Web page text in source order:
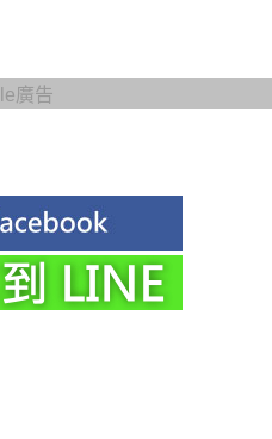
廣告